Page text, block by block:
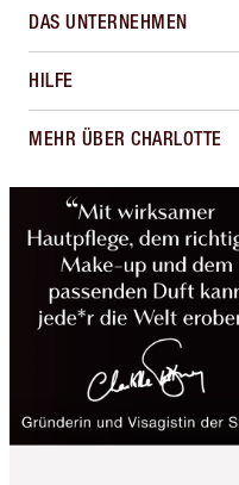
DAS UNTERNEHMEN
HILFE
MEHR ÜBER CHARLOTTE